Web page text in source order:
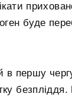
буде
в першу